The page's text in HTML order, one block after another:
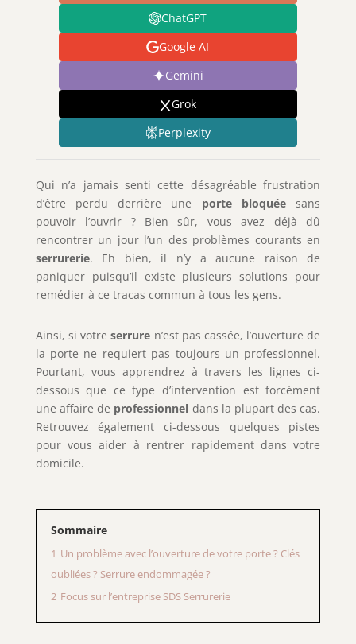
ChatGPT
Google AI
Gemini
Grok
Perplexity
Qui n’a jamais senti cette désagréable frustration
d’être perdu derrière une porte bloquéesans
pouvoir l’ouvrir ? Bien sûr, vous avez déjà dû
rencontrer un jour l’un des problèmes courants en
serrurerie. Eh bien, il n’y a aucune raison de
paniquer puisqu’il existe plusieurs solutions pour
remédier à ce tracas commun à tous les gens.
Ainsi, si votreserrure n’est pas cassée, l’ouverture de
la porte ne requiert pas toujours un professionnel.
Pourtant, vous apprendrez à travers les lignes ci-
dessous que ce type d’intervention est forcément
une affaire de professionnel dans la plupart des cas.
Retrouvez également ci-dessous quelques pistes
pour vous aider à rentrer rapidement dans votre
domicile.
Sommaire
1 Un problème avec l’ouverture de votre porte ? Clés
oubliées ? Serrure endommagée ?
2 Focus sur l’entreprise SDS Serrurerie